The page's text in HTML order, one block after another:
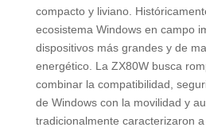
compacto y liviano.
ecosistema Windows en campo
dispositivos más grandes y de
energético. La ZX80W busca
combinar la compatibilidad,
de Windows con la movilidad y
tradicionalmente caracterizaron